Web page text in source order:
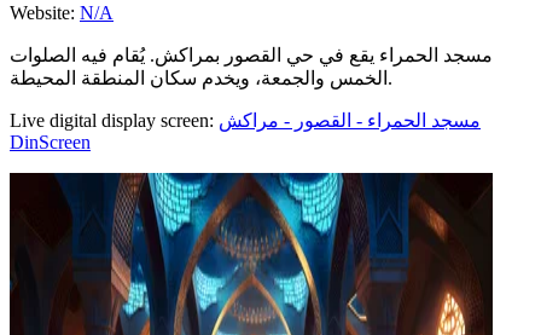
Website: N/A
مسجد الحمراء يقع في حي القصور بمراكش. يُقام فيه الصلوات
الخمس والجمعة، ويخدم سكان المنطقة المحيطة.
Live digital display screen: مسجد الحمراء - القصور - مراكش
DinScreen